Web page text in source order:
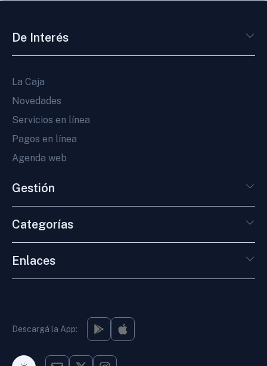
De Interés
La Caja
Novedades
Servicios en línea
Pagos en línea
Agenda web
Gestión
Categorías
Enlaces
Descargá la App: